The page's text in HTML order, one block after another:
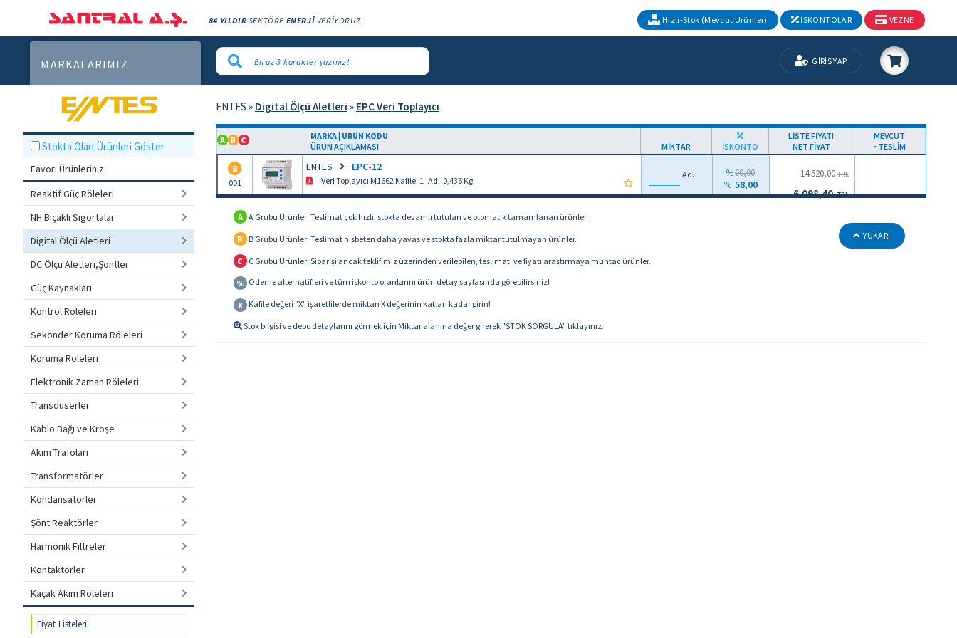
84 YILDIR SEKTÖRE ENERJİ VERİYORUZ. Hızlı-Stok (Mevcut Ürünler) İSKONTOLAR VEZNE
MARKALARIMIZ GİRİŞ YAP
Stokta Olan Ürünleri Göster
Favori Ürünleriniz
Reaktif Güç Röleleri
NH Bıçaklı Sigortalar
Digital Ölçü Aletleri
DC Ölçü Aletleri,Şöntler
Güç Kaynakları
Kontrol Röleleri
Sekonder Koruma Röleleri
Koruma Röleleri
Elektronik Zaman Röleleri
Transdüserler
Kablo Bağı ve Kroşe
Akım Trafoları
Transformatörler
Kondansatörler
Şönt Reaktörler
Harmonik Filtreler
Kontaktörler
Kaçak Akım Röleleri
Fiyat Listeleri
ENTES » Digital Ölçü Aletleri » EPC Veri Toplayıcı
A B C
MARKA | ÜRÜN KODU
ÜRÜN AÇIKLAMASI
MİKTAR İSKONTO
LİSTE FİYATI
NET FİYAT
MEVCUT
~TESLİM
B
001
ENTES EPC-12
Veri Toplayıcı M1662 Kafile: 1 Ad. 0,436 Kg.
Ad. 60,00
58,00
14.520,00 TRL
6.098,40 TRL
A A Grubu Ürünler: Teslimat çok hızlı, stokta devamlı tutulan ve otomatik tamamlanan ürünler.
B B Grubu Ürünler: Teslimat nisbeten daha yavas ve stokta fazla miktar tutulmayan ürünler.
C C Grubu Ürünler: Siparişi ancak teklifimiz üzerinden verilebilen, teslimatı ve fiyatı araştırmaya muhtaç ürünler.
% Ödeme alternatifleri ve tüm iskonto oranlarını ürün detay sayfasında görebilirsiniz!
X Kafile değeri "X" işaretlilerde miktarı X değerinin katları kadar girin!
Stok bilgisi ve depo detaylarını görmek için Miktar alanına değer girerek "STOK SORGULA" tıklayınız.
YUKARI